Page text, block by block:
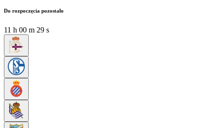
Do rozpoczęcia pozostało
11 h 00 m 29 s